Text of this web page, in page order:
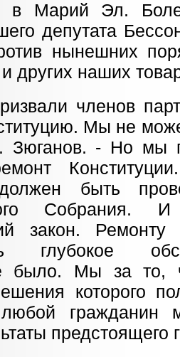
в Марий Эл.
депутата
нынешних
других наших
членов
Мы не
Зюганов. - Но мы
быть
закон.
глубокое
было. Мы за то,
которого
гражданин
предстоящего